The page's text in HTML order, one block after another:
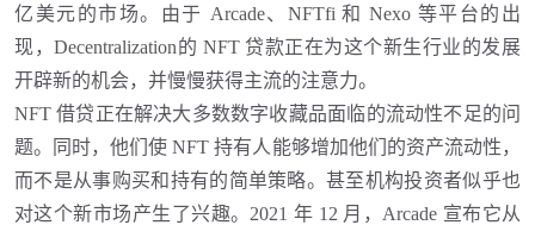
亿美元的市场。由于 Arcade、NFTfi 和 Nexo 等平台的出
现，Decentralization的 NFT 贷款正在为这个新生行业的发展
开辟新的机会，并慢慢获得主流的注意力。
NFT 借贷正在解决大多数数字收藏品面临的流动性不足的问
题。同时，他们使 NFT 持有人能够增加他们的资产流动性，
而不是从事购买和持有的简单策略。甚至机构投资者似乎也
对这个新市场产生了兴趣。2021 年 12 月，Arcade 宣布它从